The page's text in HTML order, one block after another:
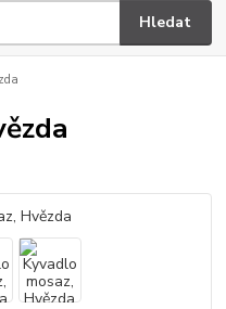
Hledat